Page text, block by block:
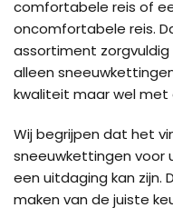
comfortabele reis of
oncomfortabele reis.
assortiment
alleen
kwaliteit maar wel met
Wij begrijpen dat het
sneeuwkettingen voor
een uitdaging kan zijn.
maken van de juiste